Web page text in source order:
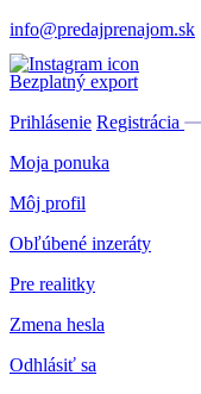
info@predajprenajom.sk
Bezplatný export
Prihlásenie Registrácia
Moja ponuka
Môj profil
Obľúbené inzeráty
Pre realitky
Zmena hesla
Odhlásiť sa